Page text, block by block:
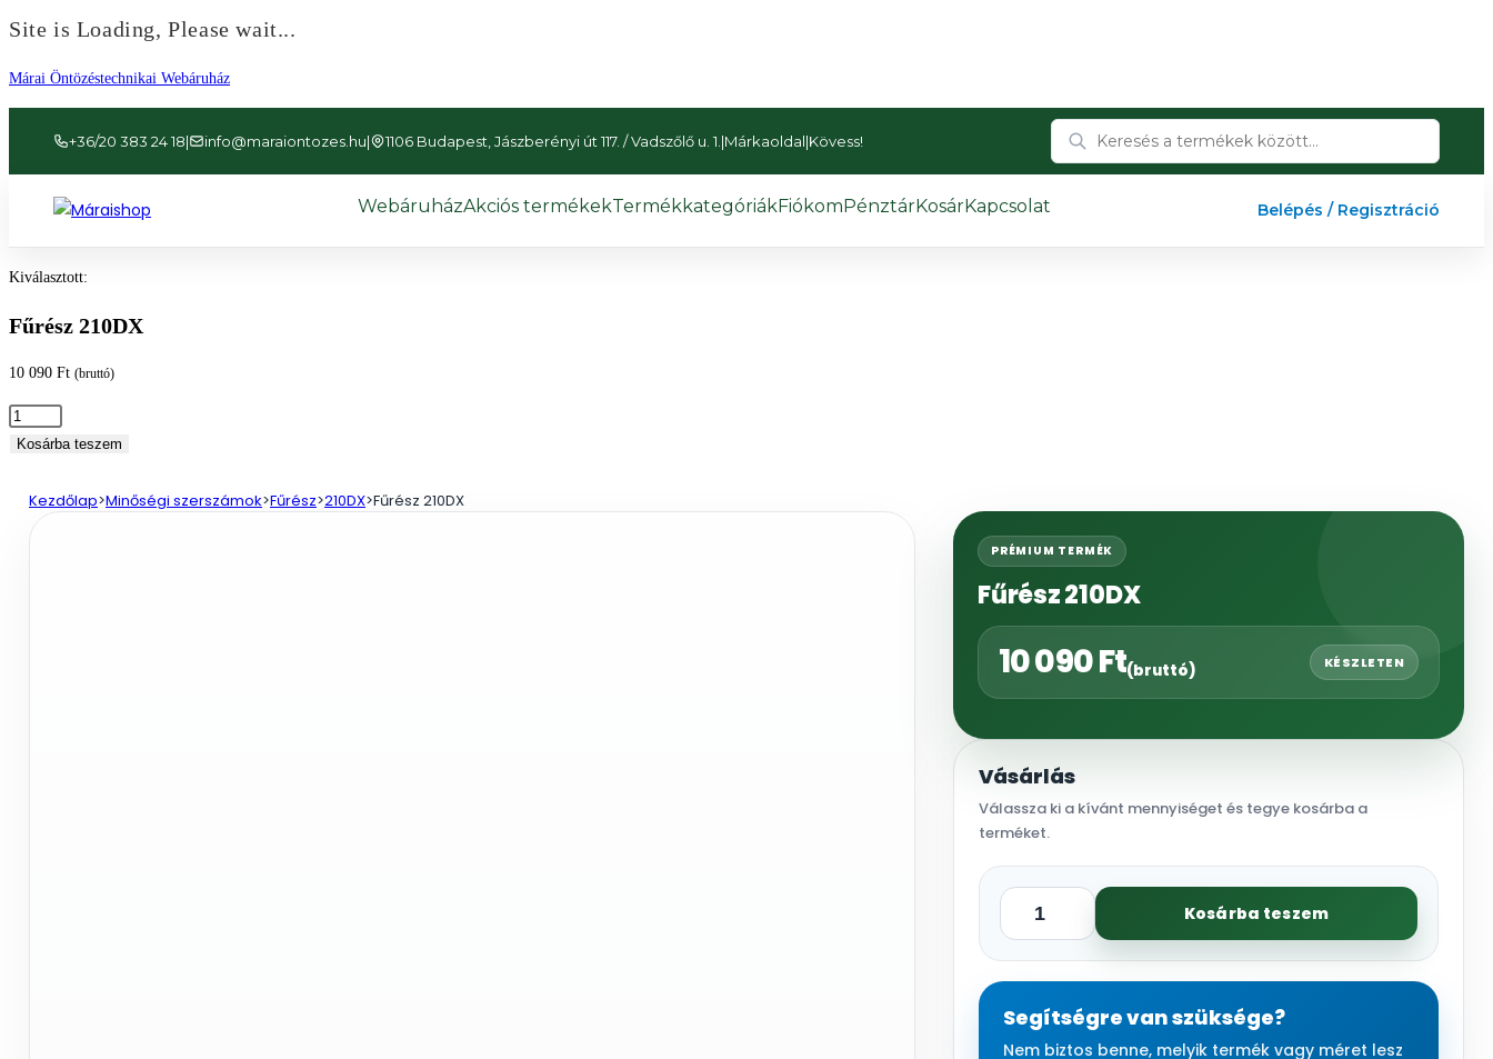
Site is Loading, Please wait...
Ugrás
a
tartalomhoz
Márai Öntözéstechnikai Webáruház
+36/20 383 24 18| info@maraiontozes.hu| 1106 Budapest, Jászberényi út 117. / Vadszőlő u. 1. |Márkaoldal|Kövess!
WebáruházAkciós termékekTermékkategóriákFiókomPénztárKosárKapcsolat Belépés / Regisztráció
Kiválasztott:
Fűrész 210DX
10 090 Ft (bruttó)
Fűrész
210DX
Kosárba teszem
Kezdőlap>Minőségi szerszámok>Fűrész>210DX>Fűrész 210DX
PRÉMIUM TERMÉK
Fűrész 210DX
10 090Ft(bruttó) KÉSZLETEN
Vásárlás
Válassza ki a kívánt mennyiséget és tegye kosárba a
terméket.
Fűrész
mennyiség
Kosárba teszem
Segítségre van szüksége?
Nem biztos benne, melyik termék vagy méret lesz